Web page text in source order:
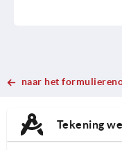
naar het
Tekening